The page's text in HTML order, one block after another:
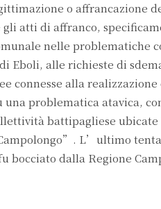
o affrancazione
atti di affranco,
nelle problematiche
Eboli, alle richieste di
connesse alla
problematica atavica,
battipagliese
L’ultimo
bocciato dalla Regione